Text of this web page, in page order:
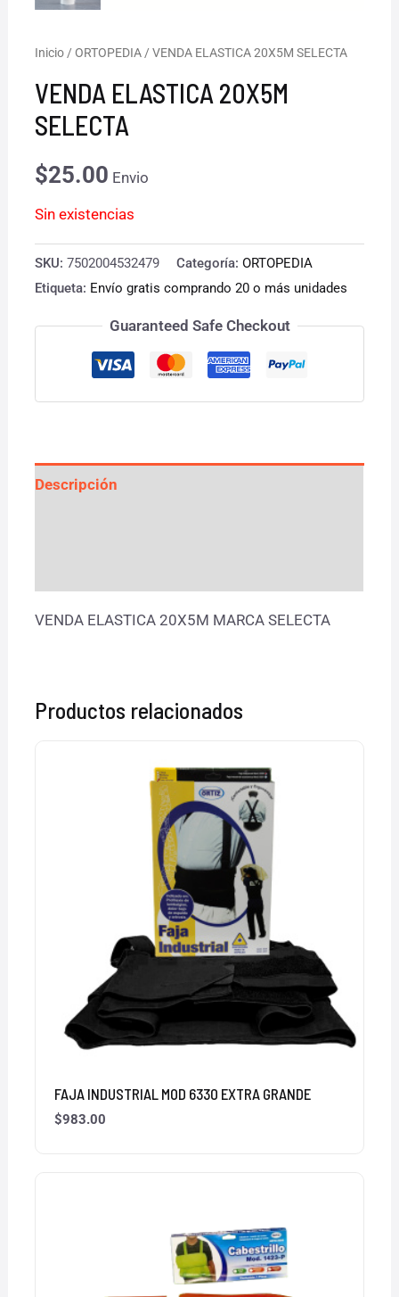
Inicio /ORTOPEDIA / VENDA ELASTICA 20X5M SELECTA
VENDA ELASTICA 20X5M
SELECTA
$25.00 Envio
Sin existencias
SKU:7502004532479 Categoría:ORTOPEDIA
Etiqueta: Envío gratis comprando 20 o más unidades
Guaranteed Safe Checkout
Descripción
VENDA ELASTICA 20X5M MARCA SELECTA
Productos relacionados
FAJA INDUSTRIAL MOD 6330 EXTRA GRANDE
$983.00